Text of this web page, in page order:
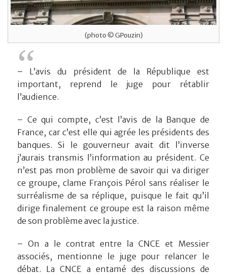
(photo © GPouzin)
– L’avis du président de la République est
important, reprend le juge pour rétablir
l’audience.
– Ce qui compte, c’est l’avis de la Banque de
France, car c’est elle qui agrée les présidents des
banques. Si le gouverneur avait dit l’inverse
j’aurais transmis l’information au président. Ce
n’est pas mon problème de savoir qui va diriger
ce groupe, clame François Pérol sans réaliser le
surréalisme de sa réplique, puisque le fait qu’il
dirige finalement ce groupe est la raison même
de son problème avec la justice.
– On a le contrat entre la CNCE et Messier
associés, mentionne le juge pour relancer le
débat. La CNCE a entamé des discussions de